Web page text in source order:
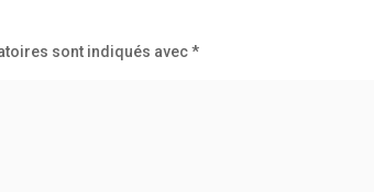
sont indiqués avec*